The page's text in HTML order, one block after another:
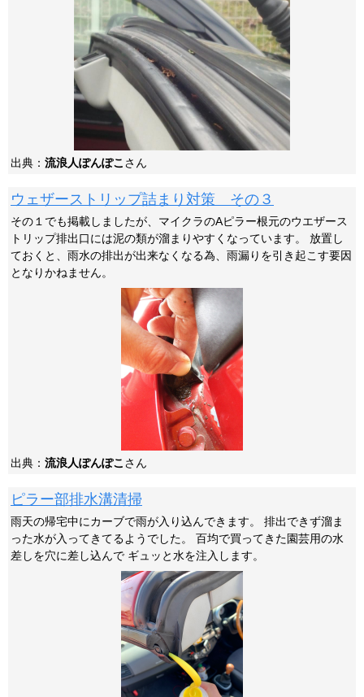
出典： 流浪人ぽんぽこ さん
ウェザーストリップ詰まり対策 その３
その１でも掲載しましたが、マイクラのAピラー根元のウエザース
トリップ排出口には泥の類が溜まりやすくなっています。 放置し
ておくと、雨水の排出が出来なくなる為、雨漏りを引き起こす要因
となりかねません。
出典： 流浪人ぽんぽこ さん
ピラー部排水溝清掃
雨天の帰宅中にカーブで雨が入り込んできます。 排出できず溜ま
った水が入ってきてるようでした。 百均で買ってきた園芸用の水
差しを穴に差し込んで ギュッと水を注入します。